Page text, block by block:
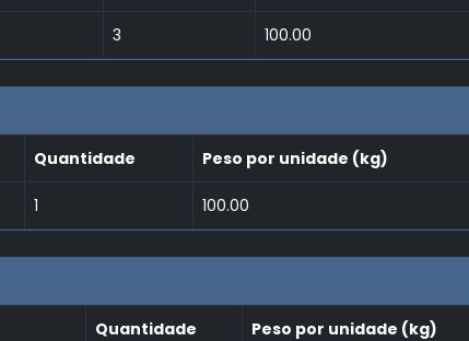
3 100.00
Quantidade Peso por unidade (kg)
1 100.00
Quantidade Peso por unidade (kg)